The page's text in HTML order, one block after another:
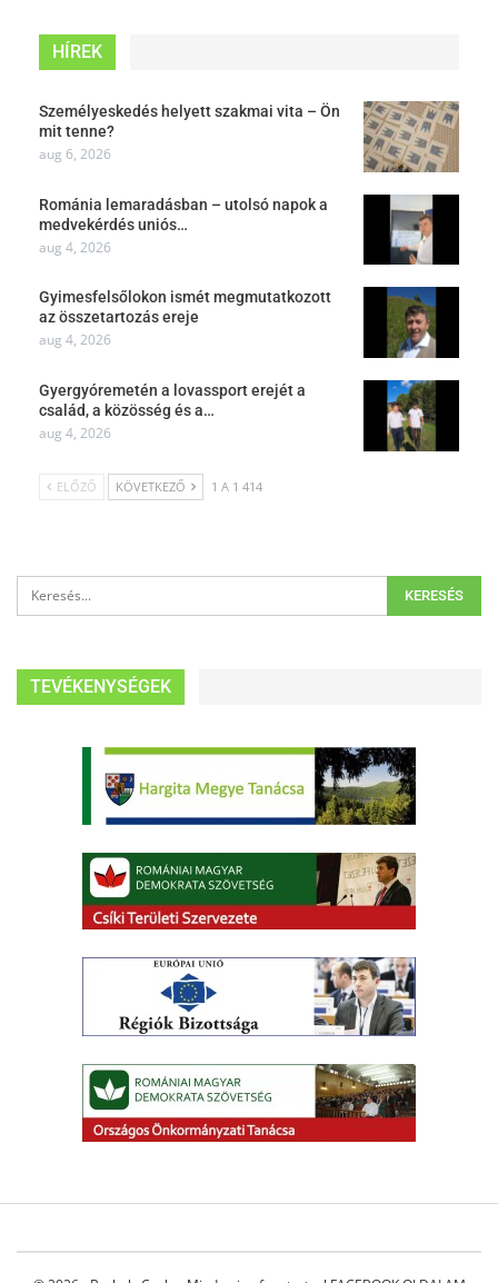
HÍREK
Személyeskedés helyett szakmai vita – Ön
mit tenne?
aug 6, 2026
Románia lemaradásban – utolsó napok a
medvekérdés uniós…
aug 4, 2026
Gyimesfelsőlokon ismét megmutatkozott
az összetartozás ereje
aug 4, 2026
Gyergyóremetén a lovassport erejét a
család, a közösség és a…
aug 4, 2026
ELŐZŐ KÖVETKEZŐ 1 A 1 414
TEVÉKENYSÉGEK